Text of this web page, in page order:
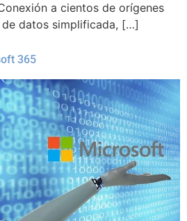
a cientos de orígenes
datos simplificada, […]
365